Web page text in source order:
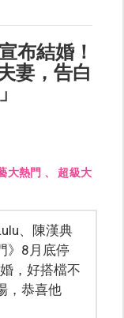
布結婚！
妻，告白
大熱門 、 超級大
、陳漢典
》8月底停
，好搭檔不
，恭喜他